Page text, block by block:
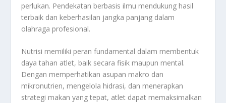
perlukan. Pendekatan berbasis ilmu mendukung hasil
terbaik dan keberhasilan jangka panjang dalam
olahraga profesional.
Nutrisi memiliki peran fundamental dalam membentuk
daya tahan atlet, baik secara fisik maupun mental.
Dengan memperhatikan asupan makro dan
mikronutrien, mengelola hidrasi, dan menerapkan
strategi makan yang tepat, atlet dapat memaksimalkan